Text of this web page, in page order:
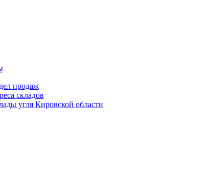
продаж
складов
угля Кировской области